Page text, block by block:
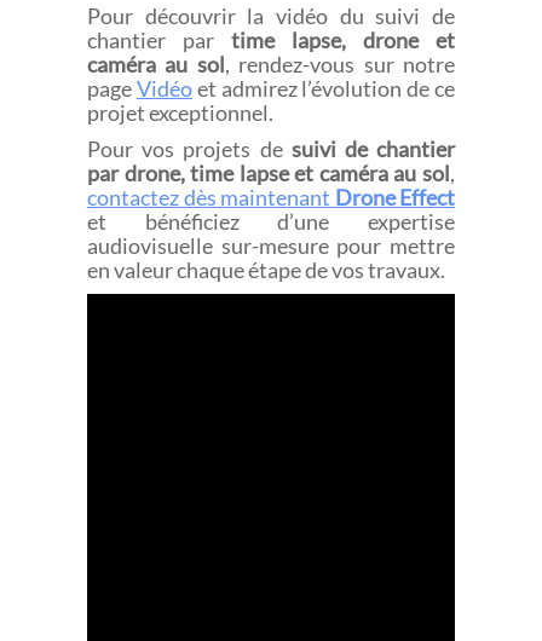
Pour découvrir la vidéo du suivi de
chantier par time lapse, drone et
caméra au sol, rendez-vous sur notre
pageVidéoet admirez l’évolution de ce
projet exceptionnel.
Pour vos projets de suivi de chantier
par drone, time lapse et caméra au sol,
contactez dès maintenant Drone Effect
et bénéficiez d’une expertise
audiovisuelle sur-mesure pour mettre
en valeur chaque étape de vos travaux.